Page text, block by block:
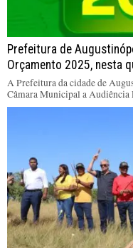
Prefeitura de
Orçamento 2025, nesta
A Prefeitura da cidade de
Câmara Municipal a Audiência